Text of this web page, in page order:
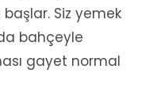
başlar. Siz yemek
bahçeyle
gayet normal